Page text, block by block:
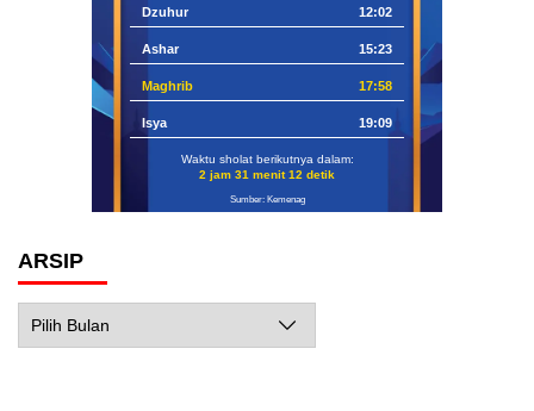
Dzuhur 12:02
Ashar 15:23
Maghrib 17:58
Isya 19:09
Waktu sholat berikutnya dalam:
2 jam 31 menit 10 detik
Sumber: Kemenag
ARSIP